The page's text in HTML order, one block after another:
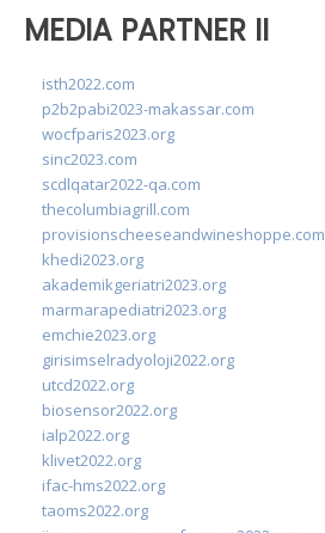
MEDIA PARTNER II
isth2022.com
p2b2pabi2023-makassar.com
wocfparis2023.org
sinc2023.com
scdlqatar2022-qa.com
thecolumbiagrill.com
provisionscheeseandwineshoppe.com
khedi2023.org
akademikgeriatri2023.org
marmarapediatri2023.org
emchie2023.org
girisimselradyoloji2022.org
utcd2022.org
biosensor2022.org
ialp2022.org
klivet2022.org
ifac-hms2022.org
taoms2022.org